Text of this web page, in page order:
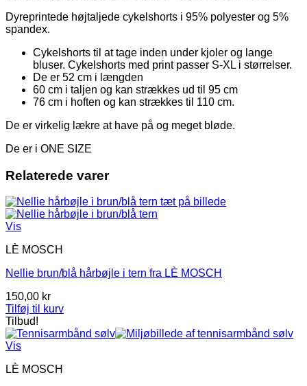
Dyreprintede højtaljede cykelshorts i 95% polyester og 5%
spandex.
Cykelshorts til at tage inden under kjoler og lange
bluser. Cykelshorts med print passer S-XL i størrelser.
De er 52 cm i længden
60 cm i taljen og kan strækkes ud til 95 cm
76 cm i hoften og kan strækkes til 110 cm.
De er virkelig lækre at have på og meget bløde.
De er i ONE SIZE
Relaterede varer
Vis
LÈ MOSCH
Nellie brun/blå hårbøjle i tern fra LÈ MOSCH
150,00 kr
Tilføj til kurv
Tilbud!
Vis
LÈ MOSCH